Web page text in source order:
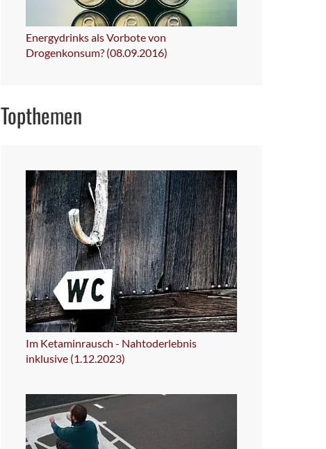
Energydrinks als Vorbote von
Drogenkonsum? (08.09.2016)
Topthemen
Im Ketaminrausch - Nahtoderlebnis
inklusive (1.12.2023)